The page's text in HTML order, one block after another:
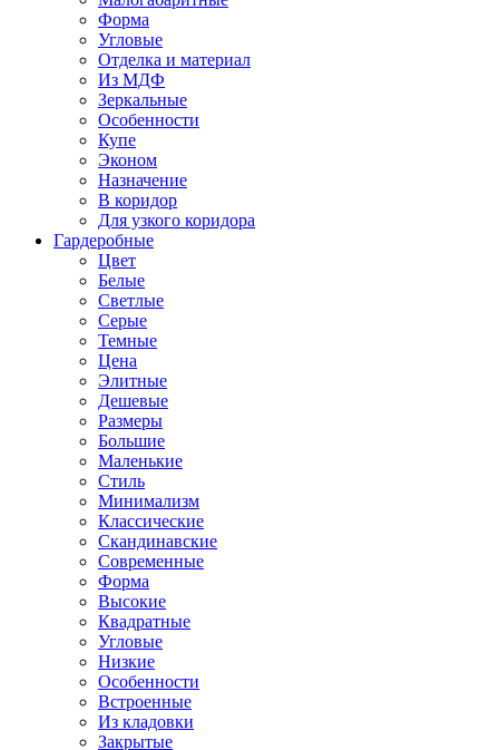
Форма
Угловые
Отделка и материал
Из МДФ
Зеркальные
Особенности
Купе
Эконом
Назначение
В коридор
Для узкого коридора
Гардеробные
Цвет
Белые
Светлые
Серые
Темные
Цена
Элитные
Дешевые
Размеры
Большие
Маленькие
Стиль
Минимализм
Классические
Скандинавские
Современные
Форма
Высокие
Квадратные
Угловые
Низкие
Особенности
Встроенные
Из кладовки
Закрытые